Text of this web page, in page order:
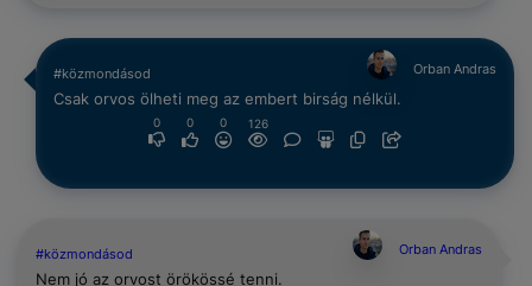
#közmondásod Orban Andras
Csak orvos ölheti meg az embert birság nélkül.
0 0 0 126
#közmondásod Orban Andras
Nem jó az orvost örökössé tenni.